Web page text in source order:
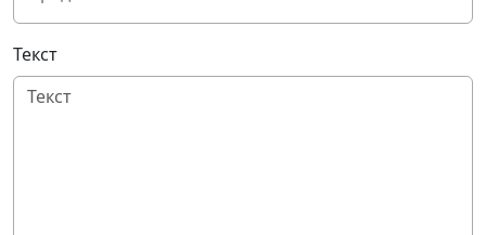
Текст